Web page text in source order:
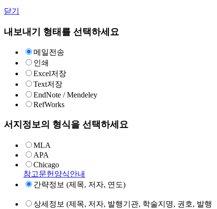
닫기
내보내기 형태를 선택하세요
메일전송
인쇄
Excel저장
Text저장
EndNote / Mendeley
RefWorks
서지정보의 형식을 선택하세요
MLA
APA
Chicago
참고문헌양식안내
간략정보 (제목, 저자, 연도)
상세정보 (제목, 저자, 발행기관, 학술지명, 권호, 발행